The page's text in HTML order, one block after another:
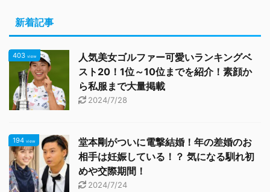
新着記事
403 view
人気美女ゴルファー可愛いランキングベ
スト20！1位～10位までを紹介！素顔か
ら私服まで大量掲載
2024/7/28
194 view
堂本剛がついに電撃結婚！年の差婚のお
相手は妊娠している！？ 気になる馴れ初
めや交際期間！
2024/7/24